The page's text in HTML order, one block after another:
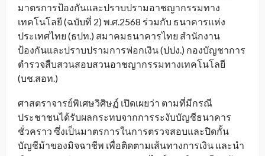
มาตรการป้องกันและปราบปรามอาชญากรรมทาง
เทคโนโลยี (ฉบับที่ 2) พ.ศ.2568 ร่วมกับ ธนาคารแห่ง
ประเทศไทย (ธปท.) สมาคมธนาคารไทย สำนักงาน
ป้องกันและปราบปรามการฟอกเงิน (ปปง.) กองบัญชาการ
ตำรวจสืบสวนสอบสวนอาชญากรรมทางเทคโนโลยี
(บช.สอท.)
ศาสตราจารย์พิเศษวิศิษฏ์ เปิดเผยว่า ตามที่มีกรณี
ประชาชนได้รับผลกระทบจากการระงับบัญชีธนาคาร
ชั่วคราว ซึ่งเป็นมาตรการในการตรวจสอบและปิดกั้น
บัญชีม้าของมิจฉาชีพ เพื่อติดตามเส้นทางการเงิน และนำ